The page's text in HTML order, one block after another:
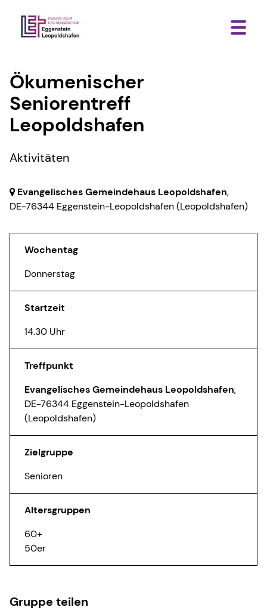
Ökumenischer
Seniorentreff
Leopoldshafen
Aktivitäten
Evangelisches Gemeindehaus Leopoldshafen,
DE-76344 Eggenstein-Leopoldshafen(Leopoldshafen)
Wochentag
Donnerstag
Startzeit
14.30 Uhr
Treffpunkt
Evangelisches Gemeindehaus Leopoldshafen,
DE-76344 Eggenstein-Leopoldshafen
(Leopoldshafen)
Zielgruppe
Senioren
Altersgruppen
60+
50er
Gruppe teilen